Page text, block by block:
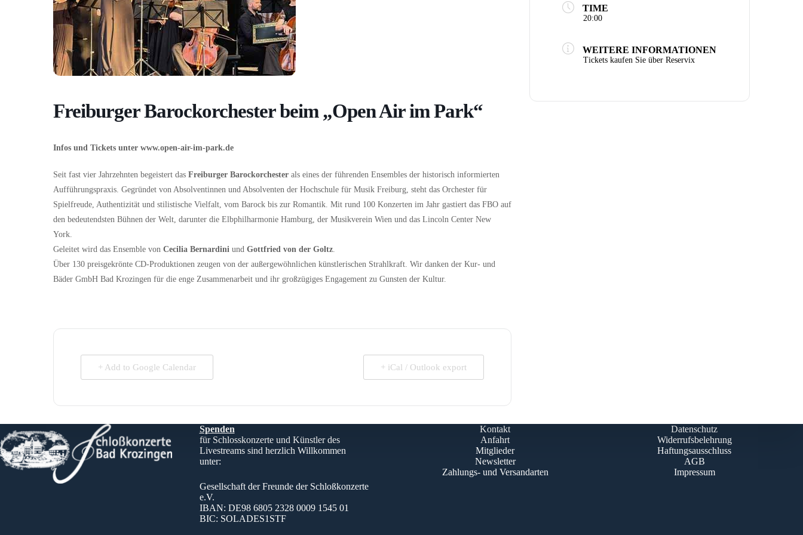
Freiburger Barockorchester beim „Open Air im Park“
Infos und Tickets unter www.open-air-im-park.de
Seit fast vier Jahrzehnten begeistert das Freiburger Barockorchester als eines der führenden Ensembles der historisch informierten
Aufführungspraxis. Gegründet von Absolventinnen und Absolventen der Hochschule für Musik Freiburg, steht das Orchester für
Spielfreude, Authentizität und stilistische Vielfalt, vom Barock bis zur Romantik. Mit rund 100 Konzerten im Jahr gastiert das FBO auf
den bedeutendsten Bühnen der Welt, darunter die Elbphilharmonie Hamburg, der Musikverein Wien und das Lincoln Center New
York.
Geleitet wird das Ensemble von Cecilia Bernardini und Gottfried von der Goltz.
Über 130 preisgekrönte CD-Produktionen zeugen von der außergewöhnlichen künstlerischen Strahlkraft. Wir danken der Kur- und
Bäder GmbH Bad Krozingen für die enge Zusammenarbeit und ihr großzügiges Engagement zu Gunsten der Kultur.
+ Add to Google Calendar + iCal / Outlook export
TIME
20:00
WEITERE INFORMATIONEN
Tickets kaufen Sie über Reservix
Spenden
für Schlosskonzerte und Künstler des
Livestreams sind herzlich Willkommen
unter:
Gesellschaft der Freunde der Schloßkonzerte
e.V.
IBAN: DE98 6805 2328 0009 1545 01
BIC: SOLADES1STF
Kontakt
Anfahrt
Mitglieder
Newsletter
Zahlungs- und Versandarten
Datenschutz
Widerrufsbelehrung
Haftungsausschluss
AGB
Impressum